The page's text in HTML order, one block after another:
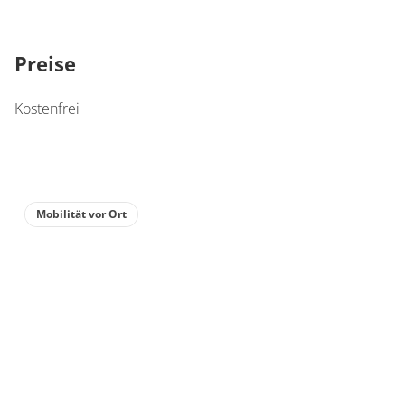
Preise
Kostenfrei
Mobilität vor Ort